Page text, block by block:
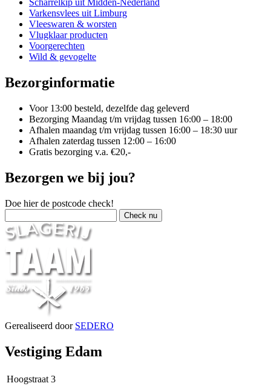
Scharrelkip uit Midden-Nederland
Varkensvlees uit Limburg
Vleeswaren & worsten
Vlugklaar producten
Voorgerechten
Wild & gevogelte
Bezorginformatie
Voor 13:00 besteld, dezelfde dag geleverd
Bezorging Maandag t/m vrijdag tussen 16:00 – 18:00
Afhalen maandag t/m vrijdag tussen 16:00 – 18:30 uur
Afhalen zaterdag tussen 12:00 – 16:00
Gratis bezorging v.a. €20,-
Bezorgen we bij jou?
Doe hier de postcode check!
Gerealiseerd door SEDERO
Vestiging Edam
Hoogstraat 3